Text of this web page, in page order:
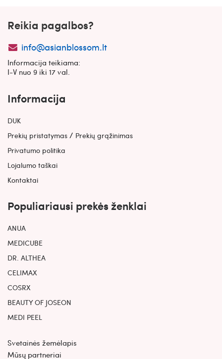
Reikia pagalbos?
info@asianblossom.lt
Informacija teikiama:
I-V nuo 9 iki 17 val.
Informacija
DUK
Prekių pristatymas / Prekių grąžinimas
Privatumo politika
Lojalumo taškai
Kontaktai
Populiariausi prekės ženklai
ANUA
MEDICUBE
DR. ALTHEA
CELIMAX
COSRX
BEAUTY OF JOSEON
MEDI PEEL
Svetainės žemėlapis
Mūsų partneriai